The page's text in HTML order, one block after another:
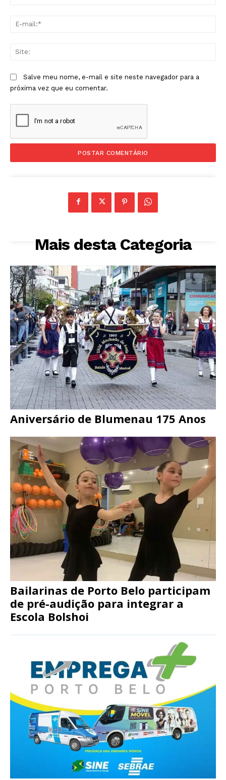
Salve meu nome, e-mail e site neste navegador para a
próxima vez que eu comentar.
Mais desta Categoria
Aniversário de Blumenau 175 Anos
Bailarinas de Porto Belo participam
de pré-audição para integrar a
Escola Bolshoi